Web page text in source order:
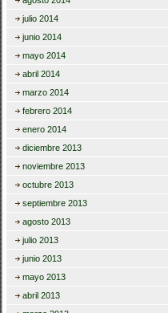
julio 2014
junio 2014
mayo 2014
abril 2014
marzo 2014
febrero 2014
enero 2014
diciembre 2013
noviembre 2013
octubre 2013
septiembre 2013
agosto 2013
julio 2013
junio 2013
mayo 2013
abril 2013